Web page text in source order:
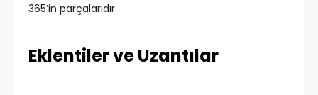
365’in parçalarıdır.
Eklentiler ve Uzantılar